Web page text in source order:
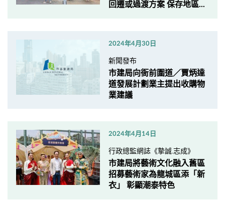
回遷或過渡方案 保存地區...
2024年4月30日
新聞發布
市建局向衙前圍道／賈炳達
道發展計劃業主提出收購物
業建議
2024年4月14日
行政總監網誌《摯誠.志成》
市建局將藝術文化融入舊區
招募藝術家為龍城區添「新
衣」 彰顯潮泰特色